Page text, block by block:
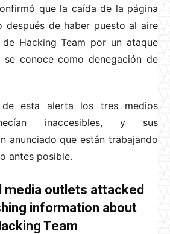
que la caída de la página
después de haber puesto al aire
Hacking Team por un ataque
conoce como denegación de
esta alerta los tres medios
inaccesibles, y sus
anunciado que están trabajando
antes posible.
media outlets attacked
information about
Team